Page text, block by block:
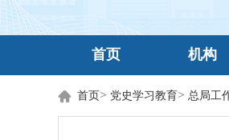
首页 机构
首页> 党史学习教育> 总局工